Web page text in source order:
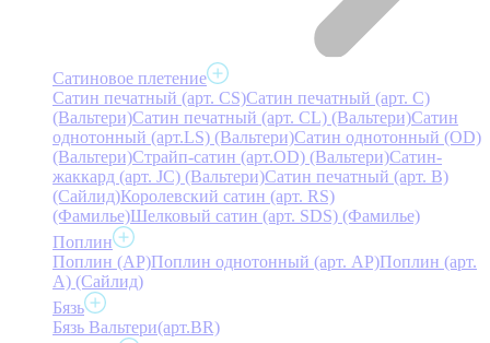
Сатиновое плетение
Сатин печатный (арт. СS)Сатин печатный (арт. С)
(Вальтери)Сатин печатный (арт. СL) (Вальтери)Сатин
однотонный (арт.LS) (Вальтери)Сатин однотонный (OD)
(Вальтери)Страйп-сатин (арт.OD) (Вальтери)Сатин-
жаккард (арт. JC) (Вальтери)Сатин печатный (арт. В)
(Сайлид)Королевский сатин (арт. RS)
(Фамилье)Шелковый сатин (арт. SDS) (Фамилье)
Поплин
Поплин (AP)Поплин однотонный (арт. AP)Поплин (арт.
А) (Сайлид)
Бязь
Бязь Вальтери(арт.BR)